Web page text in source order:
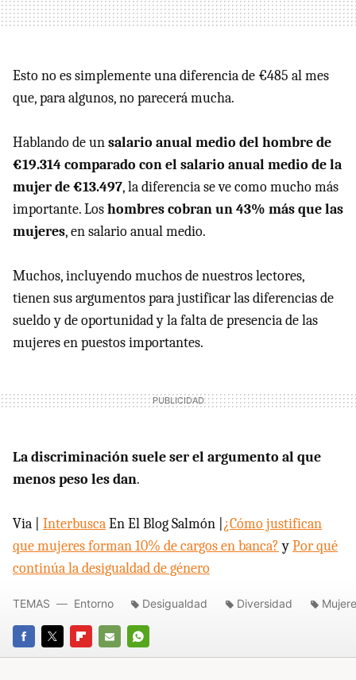
Esto no es simplemente una diferencia de €485 al mes
que, para algunos, no parecerá mucha.
Hablando de unsalario anual medio del hombre de
€19.314 comparado con el salario anual medio de la
mujer de €13.497, la diferencia se ve como mucho más
importante. Loshombres cobran un 43% más que las
mujeres, en salario anual medio.
Muchos, incluyendo muchos de nuestros lectores,
tienen sus argumentos para justificar las diferencias de
sueldo y de oportunidad y la falta de presencia de las
mujeres en puestos importantes.
La discriminación suele ser el argumento al que
menos peso les dan.
Via | InterbuscaEn El Blog Salmón | ¿Cómo justifican
que mujeres forman 10% de cargos en banca?yPor qué
continúa la desigualdad de género
FACEBOOK
TWITTERFLIPBOARD
E-
WHATSAPP
TEMAS Entorno Desigualdad Diversidad